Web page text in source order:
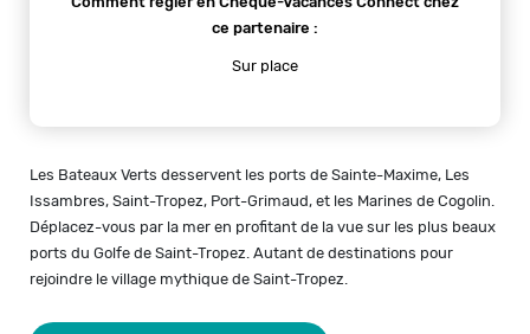
ce partenaire :
Sur place
Les Bateaux Verts desservent les ports de Sainte-Maxime, Les
Issambres, Saint-Tropez, Port-Grimaud, et les Marines de Cogolin.
Déplacez-vous par la mer en profitant de la vue sur les plus beaux
ports du Golfe de Saint-Tropez. Autant de destinations pour
rejoindre le village mythique de Saint-Tropez.